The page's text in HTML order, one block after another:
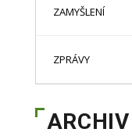
ZAMYŠLENÍ
ZPRÁVY